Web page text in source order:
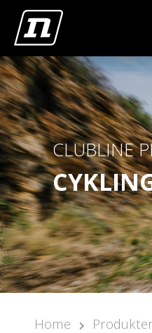
CLUBLINE
Home